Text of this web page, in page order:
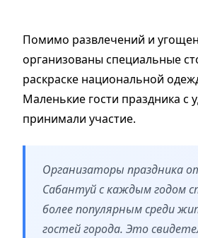
Помимо развлечений и
организованы специальные
раскраске национальной
Маленькие гости праздника с
принимали участие.
Организаторы праздника
Сабантуй с каждым годом
более популярным среди
гостей города. Это